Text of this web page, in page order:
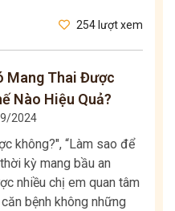
254 lượt xem
Mang Thai Được
Nào Hiệu Quả?
2024
không?", “Làm sao để
kỳ mang bầu an
nhiều chị em quan tâm
bệnh không những